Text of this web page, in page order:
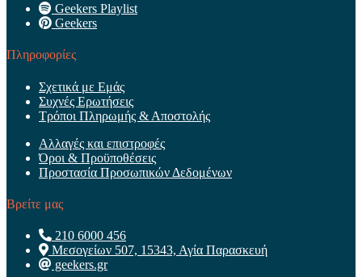
Geekers Playlist
Geekers
Πληροφορίες
Σχετικά με Εμάς
Συχνές Ερωτήσεις
Τρόποι Πληρωμής & Αποστολής
Αλλαγές και επιστροφές
Όροι & Προϋποθέσεις
Προστασία Προσωπικών Δεδομένων
Βρείτε μας
210 6000 456
Μεσογείων 507, 15343, Αγία Παρασκευή
geekers.gr